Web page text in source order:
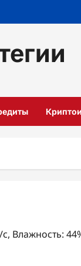
Влажность: